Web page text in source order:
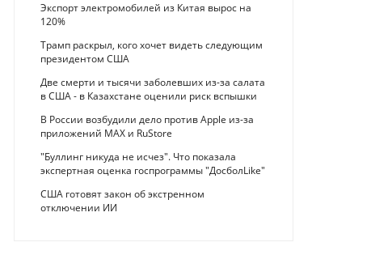
Экспорт электромобилей из Китая вырос на
120%
Трамп раскрыл, кого хочет видеть следующим
президентом США
Две смерти и тысячи заболевших из-за салата
в США - в Казахстане оценили риск вспышки
В России возбудили дело против Apple из-за
приложений MAX и RuStore
"Буллинг никуда не исчез". Что показала
экспертная оценка госпрограммы "ДосболLike"
США готовят закон об экстренном
отключении ИИ